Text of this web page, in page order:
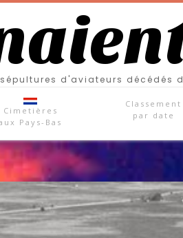
sépultures d'aviateurs décédés
Cimetières
Pays-Bas
Classement
par date